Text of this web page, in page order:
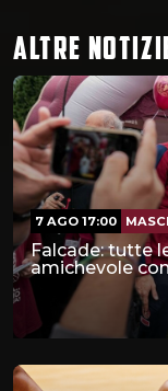
ALTRE
Falcade: tutte
amichevole
7 AGO 17:00